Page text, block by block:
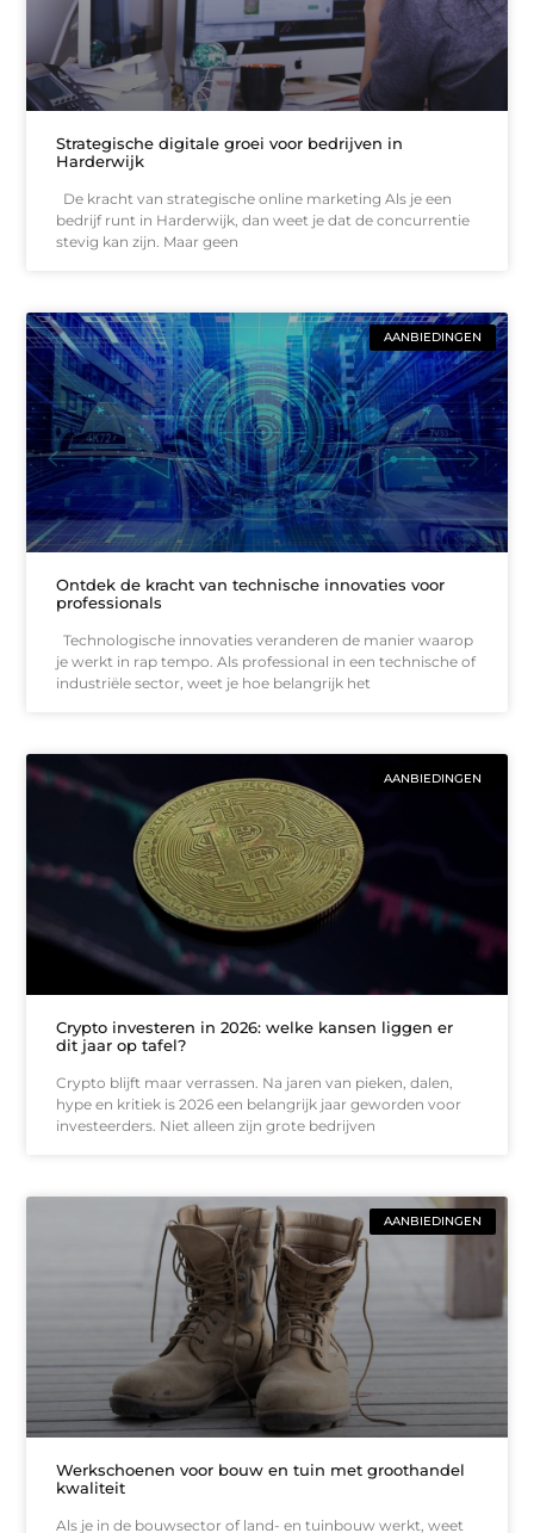
Strategische digitale groei voor bedrijven in
Harderwijk
De kracht van strategische online marketing Als je een
bedrijf runt in Harderwijk, dan weet je dat de concurrentie
stevig kan zijn. Maar geen
AANBIEDINGEN
Ontdek de kracht van technische innovaties voor
professionals
Technologische innovaties veranderen de manier waarop
je werkt in rap tempo. Als professional in een technische of
industriële sector, weet je hoe belangrijk het
AANBIEDINGEN
Crypto investeren in 2026: welke kansen liggen er
dit jaar op tafel?
Crypto blijft maar verrassen. Na jaren van pieken, dalen,
hype en kritiek is 2026 een belangrijk jaar geworden voor
investeerders. Niet alleen zijn grote bedrijven
AANBIEDINGEN
Werkschoenen voor bouw en tuin met groothandel
kwaliteit
Als je in de bouwsector of land- en tuinbouw werkt, weet